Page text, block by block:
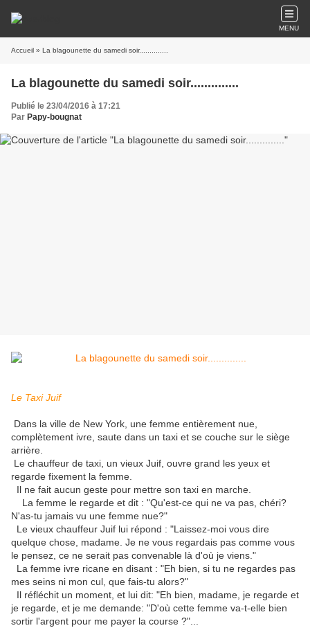
MENU
Accueil » La blagounette du samedi soir..............
La blagounette du samedi soir..............
Publié le 23/04/2016 à 17:21
Par Papy-bougnat
Le Taxi Juif
Dans la ville de New York, une femme entièrement nue,
complètement ivre, saute dans un taxi et se couche sur le siège
arrière.
Le chauffeur de taxi, un vieux Juif, ouvre grand les yeux et
regarde fixement la femme.
Il ne fait aucun geste pour mettre son taxi en marche.
La femme le regarde et dit : "Qu'est-ce qui ne va pas, chéri?
N'as-tu jamais vu une femme nue?"
Le vieux chauffeur Juif lui répond : "Laissez-moi vous dire
quelque chose, madame. Je ne vous regardais pas comme vous
le pensez, ce ne serait pas convenable là d'où je viens."
La femme ivre ricane en disant : "Eh bien, si tu ne regardes pas
mes seins ni mon cul, que fais-tu alors?"
Il réfléchit un moment, et lui dit: "Eh bien, madame, je regarde et
je regarde, et je me demande: "D'où cette femme va-t-elle bien
sortir l'argent pour me payer la course ?"...